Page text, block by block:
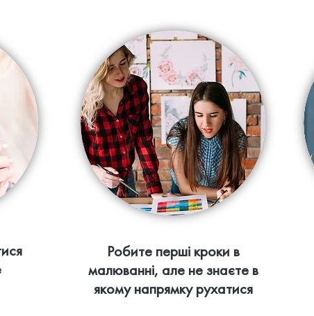
Робите перші кроки в
малюванні, але не знаєте в
якому напрямку рухатися